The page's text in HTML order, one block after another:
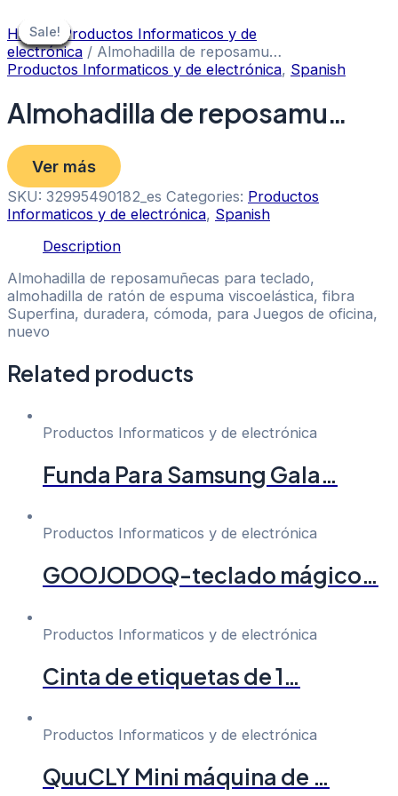
to
content
Sale!
Home/ Productos Informaticos y de
electrónica / Almohadilla de reposamu…
Productos Informaticos y de electrónica, Spanish
Almohadilla de reposamu…
Ver más
SKU: 32995490182_es Categories: Productos
Informaticos y de electrónica, Spanish
Description
Almohadilla de reposamuñecas para teclado,
almohadilla de ratón de espuma viscoelástica, fibra
Superfina, duradera, cómoda, para Juegos de oficina,
nuevo
Related products
Sale!
Sale!
Productos Informaticos y de electrónica
Funda Para Samsung Gala…
Sale!
Sale!
Productos Informaticos y de electrónica
GOOJODOQ-teclado mágico…
Sale!
Sale!
Productos Informaticos y de electrónica
Cinta de etiquetas de 1…
Sale!
Sale!
Productos Informaticos y de electrónica
QuuCLY Mini máquina de …